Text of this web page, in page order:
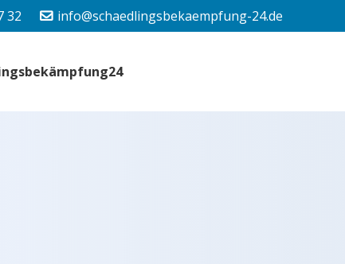
32 info@schaedlingsbekaempfung-24.de